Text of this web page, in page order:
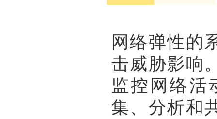
网络弹性的
击威胁影响
监控网络活
集、分析和